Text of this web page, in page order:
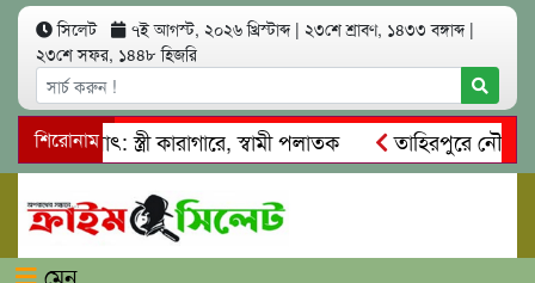
সিলেট ৭ই আগস্ট, ২০২৬ খ্রিস্টাব্দ | ২৩শে শ্রাবণ, ১৪৩৩ বঙ্গাব্দ |
২৩শে সফর, ১৪৪৮ হিজরি
শিরোনামস্ত্রী কারাগারে, স্বামী পলাতক
তাহিরপুরে নৌ-
মারধর
নগরীতে কোটি টাকার সম্পত্তি দখলের চেষ্টা:
মেনু